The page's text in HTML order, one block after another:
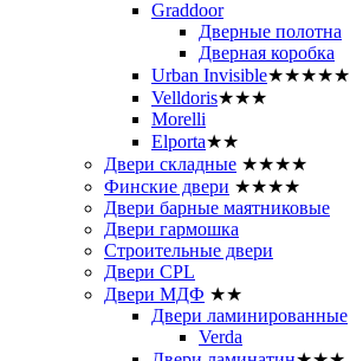
Graddoor
Дверные полотна
Дверная коробка
Urban Invisible★★★★★
Velldoris★★★
Morelli
Elporta★★
Двери складные ★★★★
Финские двери ★★★★
Двери барные маятниковые
Двери гармошка
Строительные двери
Двери CРL
Двери МДФ ★★
Двери ламинированные
Verda